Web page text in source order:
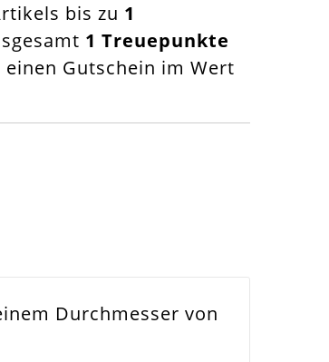
bis zu 1
1 Treuepunkte
Gutschein im Wert
Durchmesser von